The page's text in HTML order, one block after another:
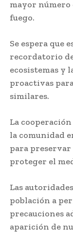
mayor número
fuego.
Se espera que
recordatorio
ecosistemas y
proactivas
similares.
La
la comunidad
para
proteger el
Las
población a
precauciones
aparición de